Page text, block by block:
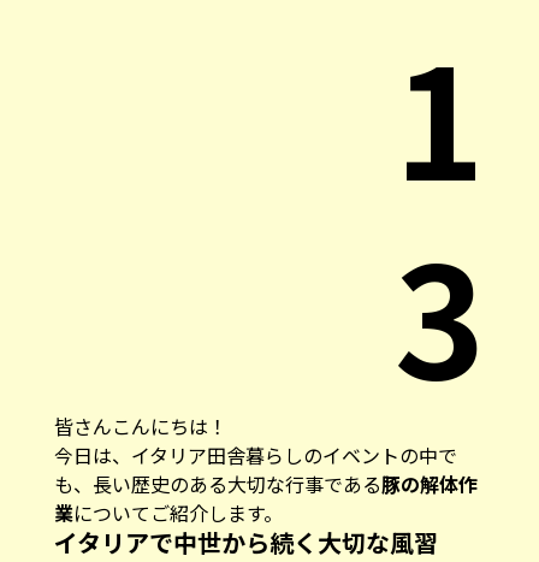
1
3
皆さんこんにちは！
今日は、イタリア田舎暮らしのイベントの中で
も、長い歴史のある大切な行事である豚の解体作
業についてご紹介します。
イタリアで中世から続く大切な風習